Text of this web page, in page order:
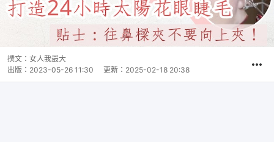
撰文： 女人我最大
出版： 2023-05-26 11:30 更新： 2025-02-18 20:38